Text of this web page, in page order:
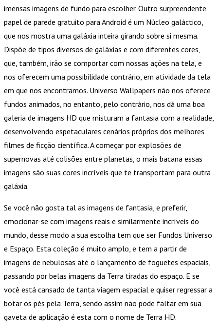
imensas imagens de fundo para escolher. Outro surpreendente
papel de parede gratuito para Android é um Núcleo galáctico,
que nos mostra uma galáxia inteira girando sobre si mesma.
Dispõe de tipos diversos de galáxias e com diferentes cores,
que, também, irão se comportar com nossas ações na tela, e
nos oferecem uma possibilidade contrário, em atividade da tela
em que nos encontramos. Universo Wallpapers não nos oferece
fundos animados, no entanto, pelo contrário, nos dá uma boa
galeria de imagens HD que misturam a fantasia com a realidade,
desenvolvendo espetaculares cenários próprios dos melhores
filmes de ficção científica. A começar por explosões de
supernovas até colisões entre planetas, o mais bacana essas
imagens são suas cores incríveis que te transportam para outra
galáxia.
Se você não gosta tal as imagens de fantasia, e preferir,
emocionar-se com imagens reais e similarmente incríveis do
mundo, desse modo a sua escolha tem que ser Fundos Universo
e Espaço. Esta coleção é muito amplo, e tem a partir de
imagens de nebulosas até o lançamento de foguetes espaciais,
passando por belas imagens da Terra tiradas do espaço. E se
você está cansado de tanta viagem espacial e quiser regressar a
botar os pés pela Terra, sendo assim não pode faltar em sua
gaveta de aplicação é esta com o nome de Terra HD.